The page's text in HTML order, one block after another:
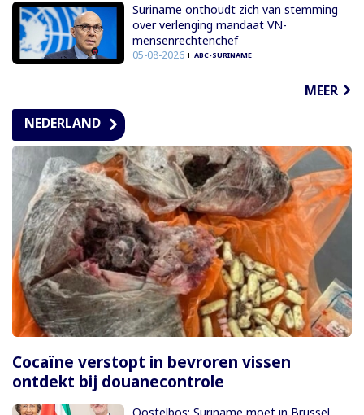
Suriname onthoudt zich van stemming
over verlenging mandaat VN-
mensenrechtenchef
05-08-2026 ABC-SURINAME
MEER
NEDERLAND
Cocaïne verstopt in bevroren vissen
ontdekt bij douanecontrole